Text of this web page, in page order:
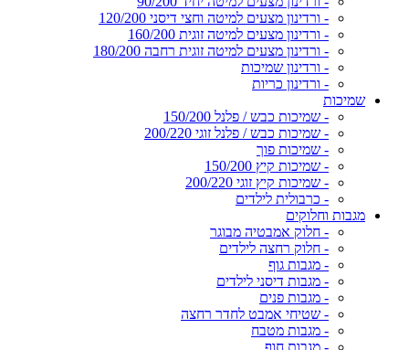
- ורדינון מצעים למיטה וחצי דיסני 120/200
- ורדינון מצעים למיטה זוגית 160/200
- ורדינון מצעים למיטה זוגית רחבה 180/200
- ורדינון שמיכות
- ורדינון כריות
שמיכות
- שמיכות כבש / פלנל 150/200
- שמיכות כבש / פלנל זוגי 200/220
- שמיכות פוך
- שמיכות קיץ 150/200
- שמיכות קיץ זוגי 200/220
- כרבולית לילדים
מגבות וחלוקים
- חלוק אמבטיה מבוגר
- חלוק רחצה לילדים
- מגבות גוף
- מגבות דיסני לילדים
- מגבות פנים
- שטיחי אמבט לחדר רחצה
- מגבות מטבח
- מגבות חוף